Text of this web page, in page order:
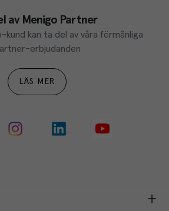
av Menigo Partner
kund kan ta del av våra förmånliga
erbjudanden
LÄS MER